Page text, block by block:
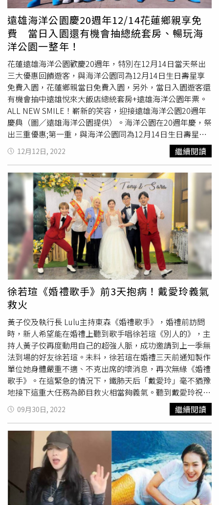
「同類」有相同效果，甚至有過之而不及，騙過好幾代人至
今。研究團隊也表示，有關人魚木乃伊的製作目的、工藝等
疑問還有待釐清，未來可能還會有新發現。
遠雄海洋公園慶20週年12/14花蓮鄉親享免
費 當日入園還有機會抽總統套房、暢玩海
洋公園一整年！
花蓮遠雄海洋公園歡慶20週年，特別在12月14日當天祭出
三大優惠回饋遊客，與海洋公園同為12月14日生日壽星享
免費入園，花蓮鄉親當日免費入園，另外，當日入園遊客還
有機會抽中遠雄悅來大飯店總統套房+遠雄海洋公園年票。
ALL NEW SMILE！嶄新的笑容，迎接遠雄海洋公園20週年
慶典（圖／遠雄海洋公園提供）。海洋公園在20週年慶，祭
出三重優惠;第一重，與海洋公園同為12月14日生日壽星，
現場出示法定證件，可享當日免費。第二重，海洋公園12月
14日回饋花蓮鄉親，設籍在花蓮或身份證開頭為U之鄉親，
現場出示法定證件，可享當日免費。第三重，凡12月14日
當天入園遊客(限前1000名;3歲以下兒童恕不發送)，還能參
加抽獎，有機會抽中價值近9萬元的遠雄悅來大飯店總統套
房住宿一晚及海洋公園年票;海洋公園週年慶活動，已在9月
17日首波活動，推出花車遊行全新亮相、華麗再升級!!
「Shining On!閃亮新未來遊行」全新打造的20週年慶主題
遊行;第二波推出2.0版人魚實境表演。一整年的慶典活動，
遊客都能感受到海洋公園歡樂氛圍～遠雄悅來大飯店（圖／
遠雄海洋公園提供）。遠雄悅來大飯店總統套房（圖／遠雄
海洋公園提供）。遠雄海洋公園自2002年開幕至今已20
年，為迎接非凡意義的20週年，遠雄海洋公園自2019年開
始，不斷升級園區內的軟、硬體設施，打造全齡化主題樂
園，包括全台首座虛實合一「探險島水族館」、2020年加
入全齡式遊樂設施「鯨魚大冒險、大章魚沙灘等」、2021
年升級園區熱門設施「親親海洋夜未眠」的體驗內容及休憩
空間等，更打造全台第一座在樂園內的「賞星擁海宿營車-
藍鯨艙」。遠雄海洋公園20週年Shining on!閃亮新未來遊行
（圖／遠雄海洋公園提供）。遠雄海洋公園賞星擁海宿營車
－藍鯨艙（圖／遠雄海洋公園提供）。在2022年這個重要
的一年，遠雄海洋公園不僅邀請金曲視覺設計師顏伯駿設計
20週年慶典全新品牌識別，用歡笑突破虛實的界線，擴增體
驗的次元溝通，以創新互動開拓嶄新數位世界，邀請遊客共
同創作，悠遊於社群國度的探險家，更加連結遠雄海洋公園
20週年的全新里程，更斥資3億加入全新遊樂設施、全新主
題區，並動員上百位來自國際百老匯的演員、舞者、歌手及
人魚專業演員，打造全台唯一真人實境美人魚與海牛共游的
演出體驗「美人魚的神秘傳說」，將於20週年慶典打開人魚
傳說
的神祕面紗。All New Smile嶄新的笑容，邀請大家一
同搭乘海洋夢想號冒險啟航。官方網站：www.farglory-
12月12日, 2022 繼續閱讀
徐若瑄《婚禮歌手》前3天抱病！戴愛玲義氣
救火
黃子佼及執行長 Lulu主持東森《婚禮歌手》，婚禮前訪問
時，新人希望能在婚禮上聽到歌手唱徐若瑄《別人的》，主
持人黃子佼再度動用自己的超強人脈，成功邀請到上一季無
法到場的好友徐若瑄。未料，徐若瑄在婚禮三天前通知製作
單位她身體嚴重不適、不克出席的壞消息，再次無緣《婚禮
歌手》。在這緊急的情況下，鐵肺天后「戴愛玲」毫不猶豫
地接下這重大任務為節目救火相當夠義氣。聽到戴愛玲祝福
新人婚後生活的祝詞，黃子佼立刻吐槽。（圖／東森提供）
戴愛玲表示她只唱過朋友的婚禮，這樣替朋友以外的新人唱
祝歌則是頭一回。談起印象中最深刻的婚禮，戴愛玲透露是
10年友情的好姐妹鍾麗緹當年（2016）以她經典代表作
人魚傳說》為靈感打造的海洋風婚禮。黃子佼問她當時是
否有發生哪些趣事？戴愛玲透露當時看到許多大咖電影明
星，但卻遲遲想不起見過誰，被Lulu吐槽：「姐，是不是最
印象深刻，所以忘光光。」戴愛玲解釋她那時不僅是婚禮歌
手也是伴娘，完全是忙昏頭啊！婚禮當天，戴愛玲演唱她從
09月30日, 2022 繼續閱讀